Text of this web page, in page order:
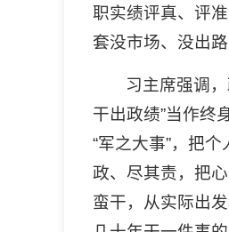
职实绩评真、评
套没市场、没出
习主席强调
干出政绩”当作终
“军之大事”，把
政、尽其责，把
蛮干，从实际出